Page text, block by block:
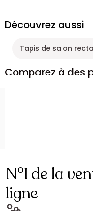
Découvrez aussi
Tapis de salon
Comparez à des
N°1 de la
ligne